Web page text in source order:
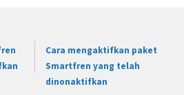
Cara mengaktifkan paket
Smartfren yang telah
dinonaktifkan